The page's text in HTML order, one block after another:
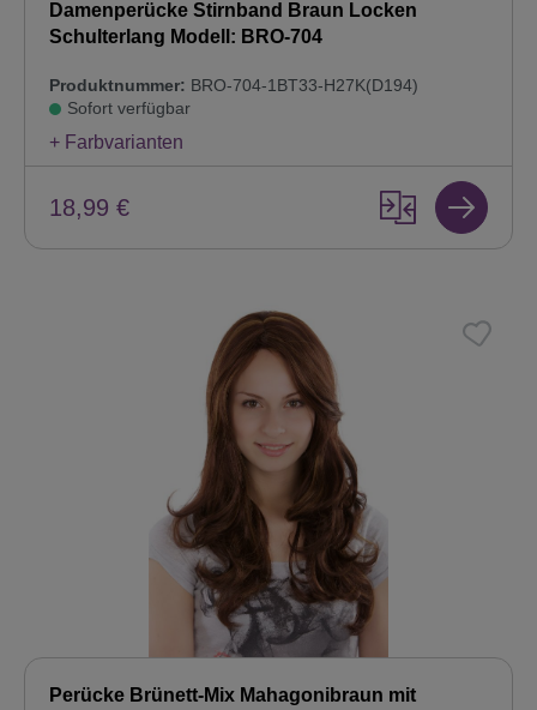
Damenperücke Stirnband Braun Locken
Schulterlang Modell: BRO-704
Produktnummer: BRO-704-1BT33-H27K(D194)
Sofort verfügbar
+ Farbvarianten
18,99 €
Perücke Brünett-Mix Mahagonibraun mit